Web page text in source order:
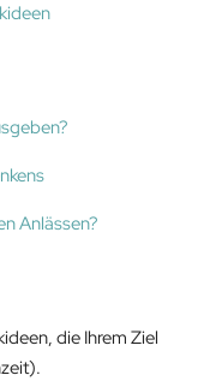
Anlässen?
die Ihrem Ziel